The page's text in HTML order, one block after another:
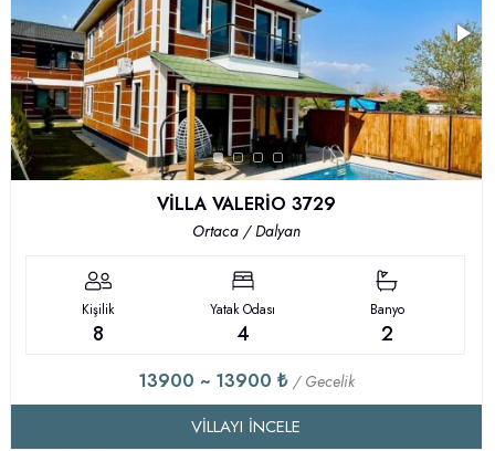
VİLLA VALERİO 3729
Ortaca / Dalyan
Kişilik
8
Yatak Odası
4
Banyo
2
13900 ~ 13900 ₺ / Gecelik
VILLAYI İNCELE